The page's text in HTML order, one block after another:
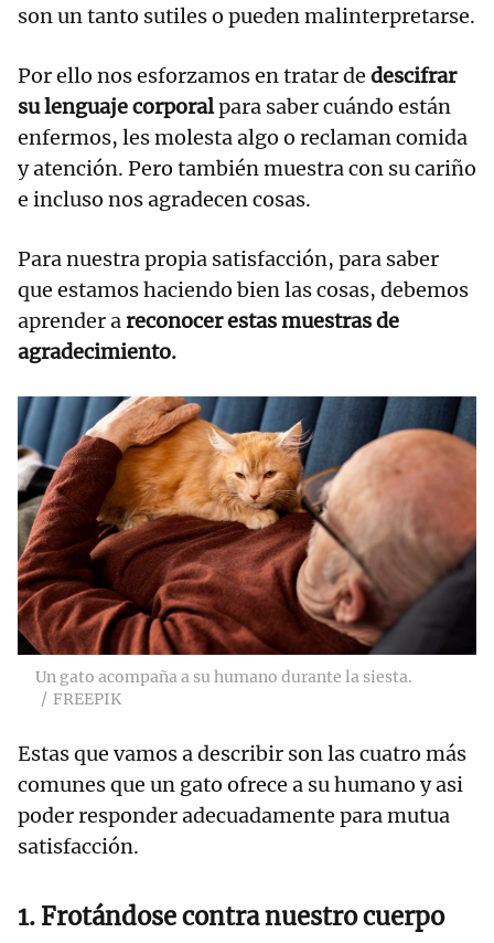
son un tanto sutiles o pueden malinterpretarse.
Por ello nos esforzamos en tratar de descifrar
su lenguaje corporalpara saber cuándo están
enfermos, les molesta algo o reclaman comida
y atención. Pero también muestra con su cariño
e incluso nos agradecen cosas.
Para nuestra propia satisfacción, para saber
que estamos haciendo bien las cosas, debemos
aprender areconocer estas muestras de
agradecimiento.
Un gato acompaña a su humano durante la siesta.
FREEPIK
Estas que vamos a describir son las cuatro más
comunes que un gato ofrece a su humano y asi
poder responder adecuadamente para mutua
satisfacción.
1. Frotándose contra nuestro cuerpo